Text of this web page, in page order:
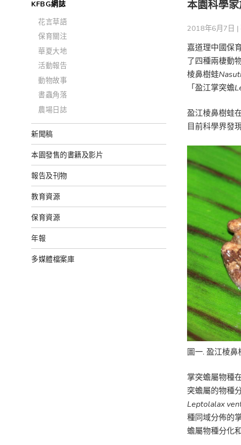
KFBG網誌
花言草語
保育關注
華夏大地
活動報告
動物故事
書蟲角落
農場日誌
新聞稿
本園發售的書籍及影片
報告及刊物
教育資源
保育資源
年報
多媒體檔案庫
本園科學
2018年6月7日 |
嘉道理中國保
了四種兩棲動
棱鼻樹蛙
「盈江掌突蟾
盈江棱鼻樹蛙
目前科學界發
圖一. 盈江棱鼻
掌突蟾屬物種
突蟾屬的物種
Leptolalax
種同域分佈的
蟾屬物種分化